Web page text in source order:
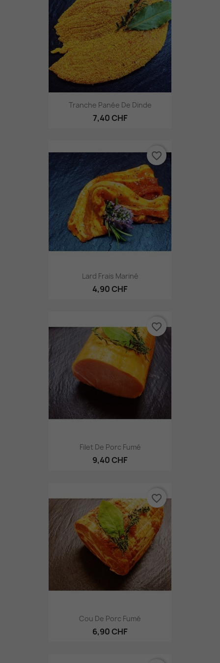
Tranche Panée De Dinde
7,40 CHF
Lard Frais Mariné
4,90 CHF
favorite_border
Filet De Porc Fumé
9,40 CHF
favorite_border
Cou De Porc Fumé
6,90 CHF
favorite_border